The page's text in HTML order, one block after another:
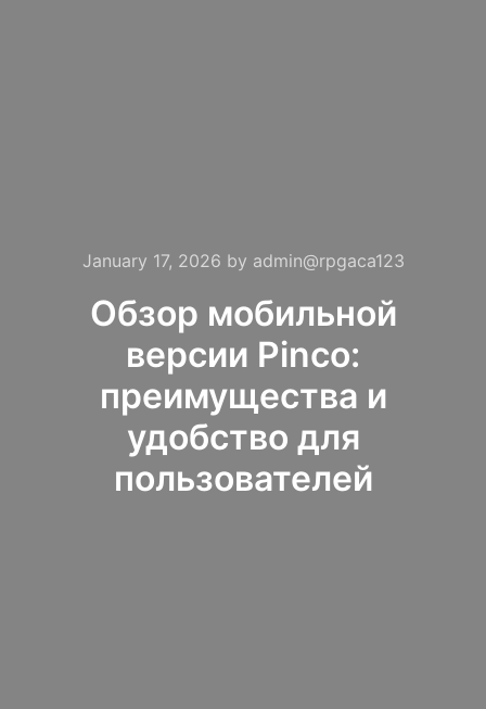
January 17, 2026 by admin@rpgaca123
Обзор мобильной
версии Pinco:
преимущества и
удобство для
пользователей